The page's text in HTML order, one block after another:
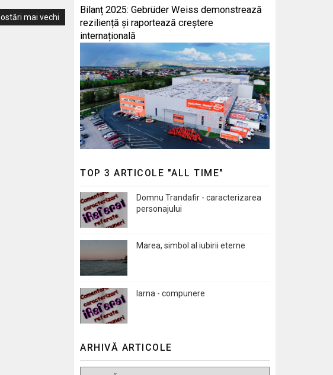
mai vechi
Bilanț 2025: Gebrüder Weiss demonstrează
reziliență și raportează creștere
internațională
TOP 3 ARTICOLE "ALL TIME"
Domnu Trandafir - caracterizarea
personajului
Marea, simbol al iubirii eterne
Iarna - compunere
ARHIVĂ ARTICOLE